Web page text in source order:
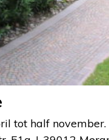
tot half